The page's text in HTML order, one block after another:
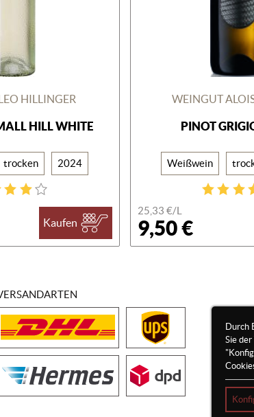
HILLINGER
HILL WHITE
trocken 2024
Kaufen
WEINGUT
PINOT
Weißwein
25,33 €/L
9,50 €
Durch
Sie